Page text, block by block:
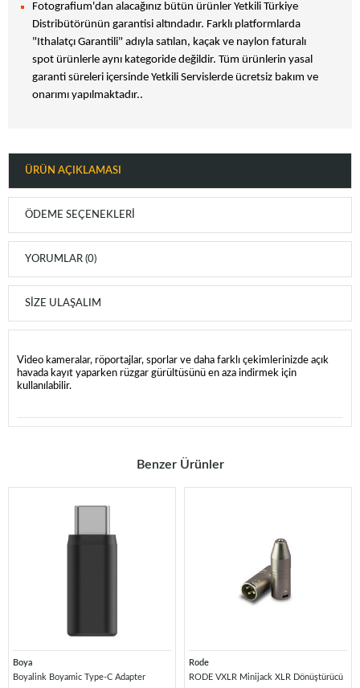
Fotografium'dan alacağınız bütün ürünler Yetkili Türkiye
Distribütörünün garantisi altındadır. Farklı platformlarda
"Ithalatçı Garantili" adıyla satılan, kaçak ve naylon faturalı
spot ürünlerle aynı kategoride değildir. Tüm ürünlerin yasal
garanti süreleri içersinde Yetkili Servislerde ücretsiz bakım ve
onarımı yapılmaktadır..
ÜRÜN AÇIKLAMASI
ÖDEME SEÇENEKLERI
YORUMLAR (0)
SIZE ULAŞALIM
Video kameralar, röportajlar, sporlar ve daha farklı çekimlerinizde açık
havada kayıt yaparken rüzgar gürültüsünü en aza indirmek için
kullanılabilir.
Benzer Ürünler
Boya
Boyalink Boyamic Type-C Adapter
Rode
RODE VXLR Minijack XLR Dönüştürücü